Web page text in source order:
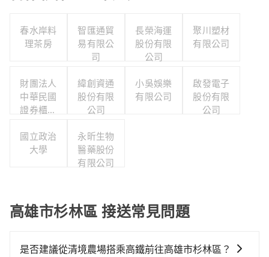
春水岸料
理茶房
智匯通貿
易有限公
司
長榮海運
股份有限
公司
聚川塑材
有限公司
財團法人
中華民國
證券櫃檯
緯創資通
股份有限
公司
小吳娛樂
有限公司
啟發電子
股份有限
公司
國立政治
大學
永昕生物
醫藥股份
有限公司
高雄市杉林區 接送常見問題
是否建議從清境農場搭乘高鐵前往高雄市杉林區？